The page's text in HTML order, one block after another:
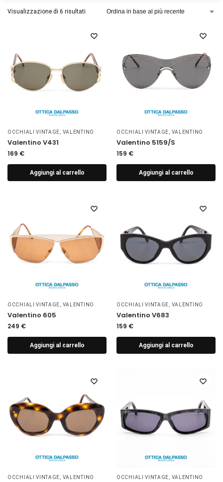
Visualizzazione di 6 risultati
OCCHIALI VINTAGE VALENTINO
Valentino V431
169 €
Aggiungi al carrello
OCCHIALI VINTAGE VALENTINO
Valentino 5159/S
159 €
Aggiungi al carrello
OCCHIALI VINTAGE VALENTINO
Valentino 605
249 €
Aggiungi al carrello
OCCHIALI VINTAGE VALENTINO
Valentino V683
159 €
Aggiungi al carrello
OCCHIALI VINTAGE VALENTINO OCCHIALI VINTAGE VALENTINO